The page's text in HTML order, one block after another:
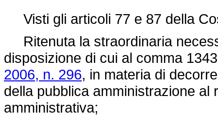
Visti gli articoli 77 e 87 della
Ritenuta la straordinaria
disposizione di cui al comma
2006, n. 296, in materia di
della pubblica amministrazione
amministrativa;